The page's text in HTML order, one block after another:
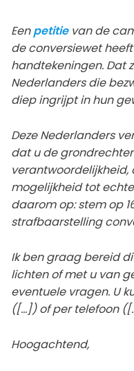
Eenpetitievan de
de conversiewet
handtekeningen. Dat
Nederlanders die
diep ingrijpt in hun
Deze Nederlanders
dat u de
mogelijkheid tot
daarom op: stem op
strafbaarstelling
Ik ben graag bereid
lichten of met u van
eventuele vragen. U
([...]) of per telefoon
Hoogachtend,